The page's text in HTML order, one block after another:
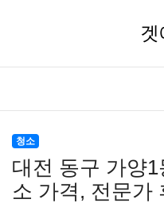
겟
청소
대전 동구 가양
소 가격, 전문가